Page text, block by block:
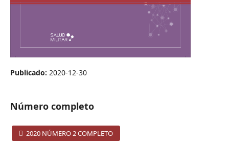
Publicado: 2020-12-30
Número completo
2020 NÚMERO 2 COMPLETO